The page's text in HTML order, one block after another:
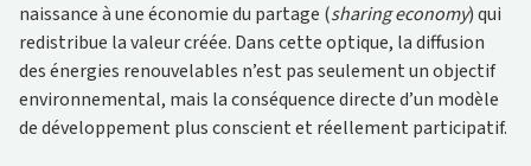
naissance à une économie du partage (sharing economy) qui
redistribue la valeur créée. Dans cette optique, la diffusion
des énergies renouvelables n’est pas seulement un objectif
environnemental, mais la conséquence directe d’un modèle
de développement plus conscient et réellement participatif.